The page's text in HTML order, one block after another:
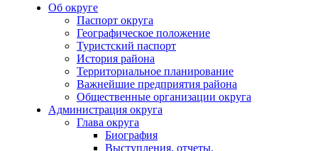
Об округе
Паспорт округа
Географическое положение
Туристский паспорт
История района
Территориальное планирование
Важнейшие предприятия района
Общественные организации округа
Администрация округа
Глава округа
Биография
Выступления, отчеты,